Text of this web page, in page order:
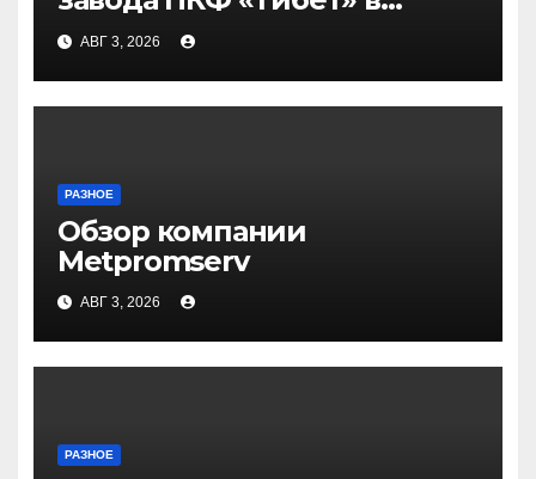
Волгограде и Волжском
АВГ 3, 2026
РАЗНОЕ
Обзор компании
Metpromserv
АВГ 3, 2026
РАЗНОЕ